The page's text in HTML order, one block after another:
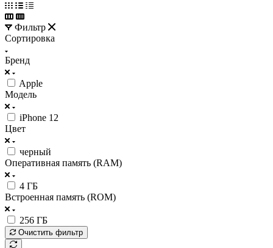
Фильтр
Сортировка
Бренд
Apple
Модель
iPhone 12
Цвет
черный
Оперативная память (RAM)
4 ГБ
Встроенная память (ROM)
256 ГБ
Очистить фильтр